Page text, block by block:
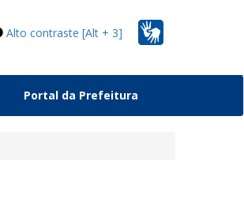
Alto contraste [Alt + 3]
Portal da Prefeitura